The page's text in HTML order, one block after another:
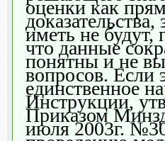
оценки как
доказательства,
иметь не будут,
что данные
понятны и не
вопросов. Если
единственное
Инструкции,
Приказом
июля 2003г.